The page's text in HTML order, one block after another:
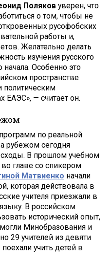
Поляков уверен, что
о том, чтобы не
русофобских
работы и,
Желательно делать
изучения русского
Особенно это
пространстве
политическим
ЕАЭС», — считает он.
по реальной
рубежом сегодня
В прошлом учебном
главе со спикером
Матвиенко начали
которая действовала в
учителя приезжали в
В российском
исторический опыт,
Минобразования и
29 учителей из девяти
учить детей в